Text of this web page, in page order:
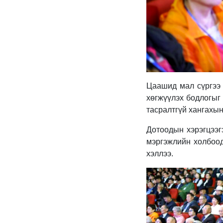
Цаашид мал сүргээ
хөгжүүлэх
тасралтгүй
Дотоодын
мэргэжлийн
хэллээ.